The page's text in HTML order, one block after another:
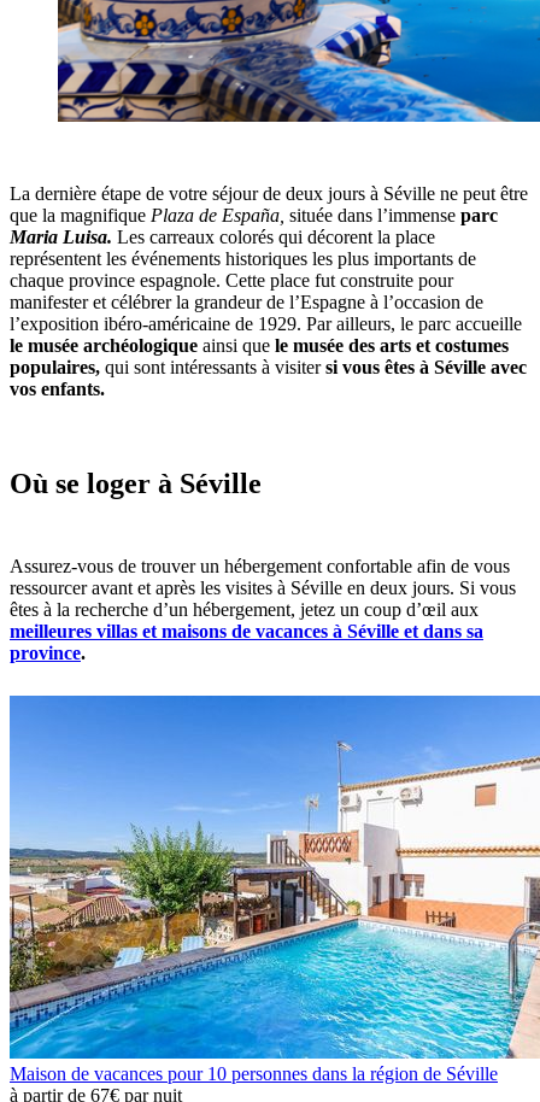
La dernière étape de votre séjour de deux jours à Séville ne peut être
que la magnifique Plaza de España, située dans l’immense parc
Maria Luisa. Les carreaux colorés qui décorent la place
représentent les événements historiques les plus importants de
chaque province espagnole. Cette place fut construite pour
manifester et célébrer la grandeur de l’Espagne à l’occasion de
l’exposition ibéro-américaine de 1929. Par ailleurs, le parc accueille
le musée archéologique ainsi que le musée des arts et costumes
populaires, qui sont intéressants à visitersi vous êtes à Séville avec
vos enfants.
Où se loger à Séville
Assurez-vous de trouver un hébergement confortable afin de vous
ressourcer avant et après les visites à Séville en deux jours. Si vous
êtes à la recherche d’un hébergement, jetez un coup d’œil aux
meilleures villas et maisons de vacances à Séville et dans sa
province.
Maison de vacances pour 10 personnes dans la région de Séville
à partir de 67€ par nuit